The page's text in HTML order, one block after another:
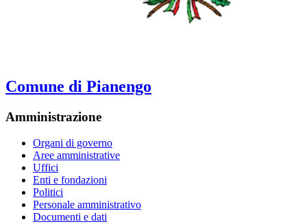
Comune di Pianengo
Amministrazione
Organi di governo
Aree amministrative
Uffici
Enti e fondazioni
Politici
Personale amministrativo
Documenti e dati